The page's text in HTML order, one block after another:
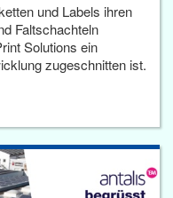
und Labels ihren
Faltschachteln
Solutions ein
zugeschnitten ist.